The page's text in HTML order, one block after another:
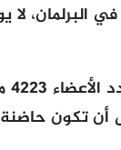
أن تكون